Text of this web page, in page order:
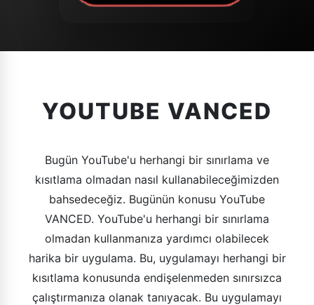
YOUTUBE VANCED
Bugün YouTube'u herhangi bir sınırlama ve
kısıtlama olmadan nasıl kullanabileceğimizden
bahsedeceğiz. Bugünün konusu YouTube
VANCED. YouTube'u herhangi bir sınırlama
olmadan kullanmanıza yardımcı olabilecek
harika bir uygulama. Bu, uygulamayı herhangi bir
kısıtlama konusunda endişelenmeden sınırsızca
çalıştırmanıza olanak tanıyacak. Bu uygulamayı